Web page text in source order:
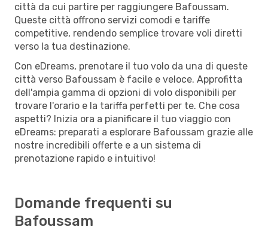
città da cui partire per raggiungere Bafoussam.
Queste città offrono servizi comodi e tariffe
competitive, rendendo semplice trovare voli diretti
verso la tua destinazione.
Con eDreams, prenotare il tuo volo da una di queste
città verso Bafoussam è facile e veloce. Approfitta
dell'ampia gamma di opzioni di volo disponibili per
trovare l'orario e la tariffa perfetti per te. Che cosa
aspetti? Inizia ora a pianificare il tuo viaggio con
eDreams: preparati a esplorare Bafoussam grazie alle
nostre incredibili offerte e a un sistema di
prenotazione rapido e intuitivo!
Domande frequenti su
Bafoussam